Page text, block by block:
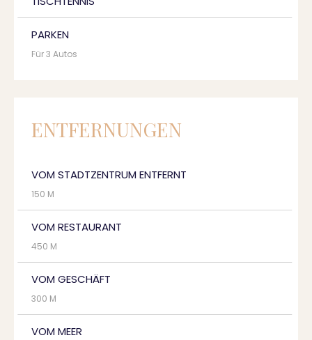
PARKEN
Für 3 Autos
ENTFERNUNGEN
VOM STADTZENTRUM ENTFERNT
150 M
VOM RESTAURANT
450 M
VOM GESCHÄFT
300 M
VOM MEER